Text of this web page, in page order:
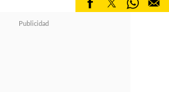
limitada,